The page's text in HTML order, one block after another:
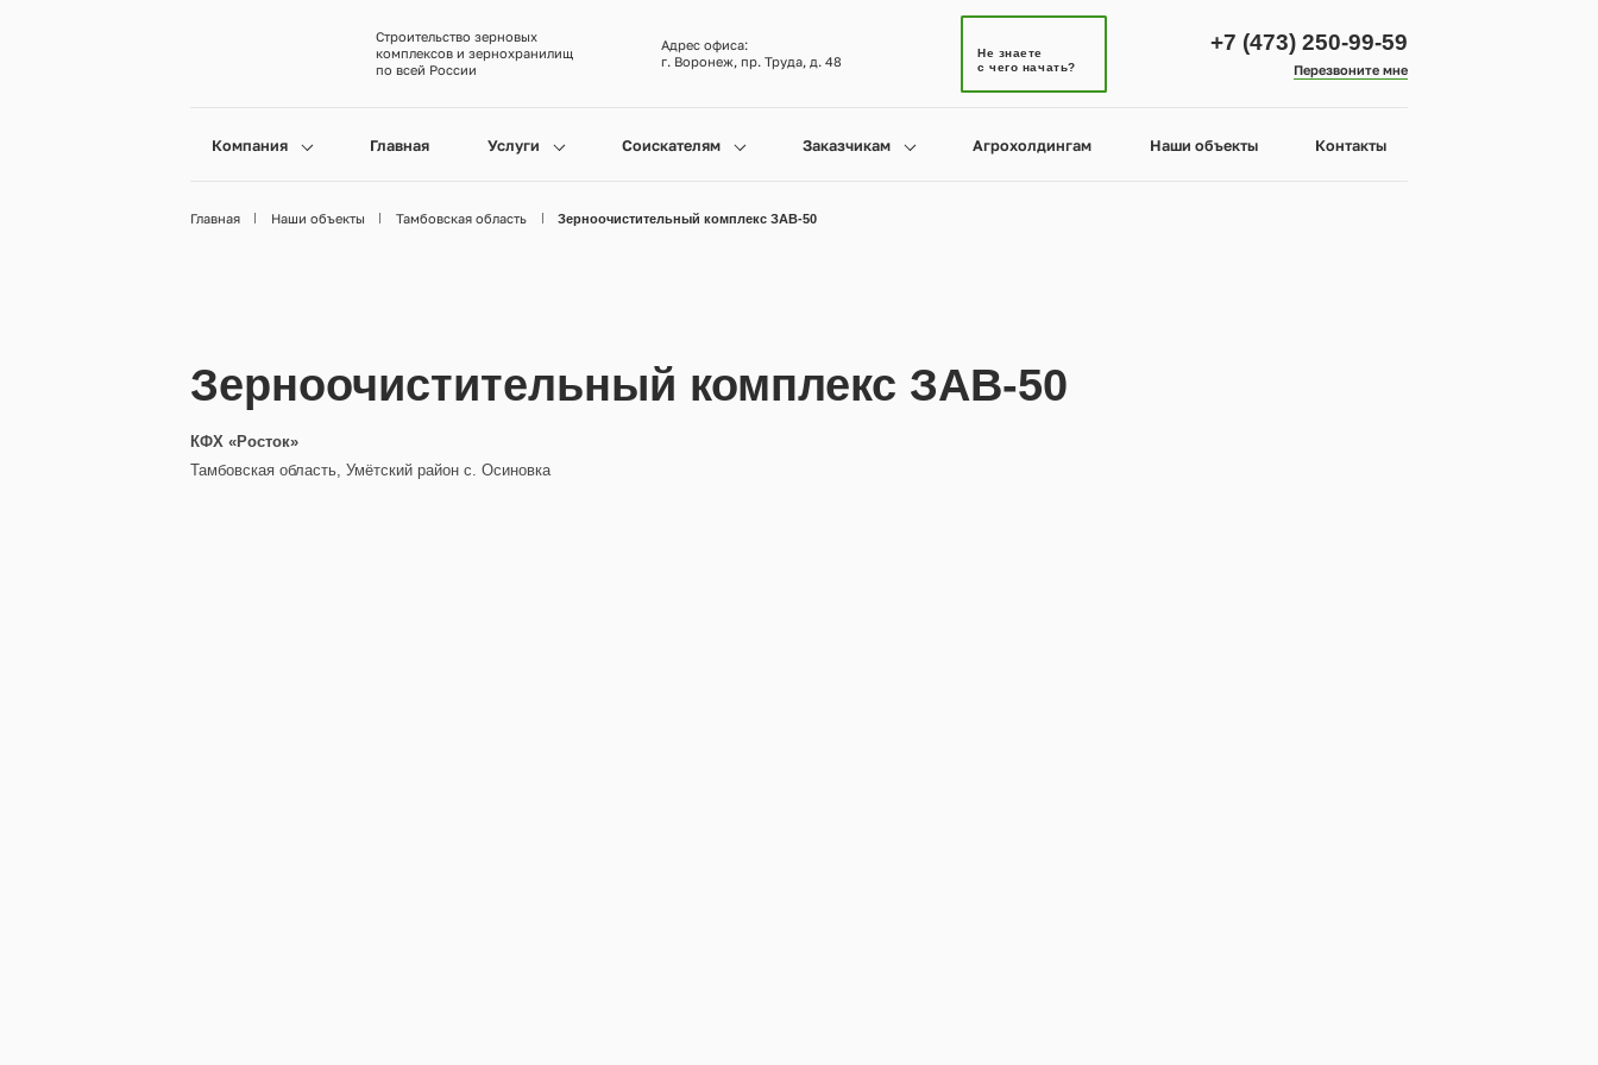
Строительство зерновых
комплексов и зернохранилищ
по всей России
Адрес офиса:
г. Воронеж, пр. Труда, д. 48
Не знаете
с чего начать?
+7 (473) 250-99-59
Перезвоните мне
Компания Главная Услуги Соискателям Заказчикам Агрохолдингам Наши объекты Контакты
Главная Наши объекты Тамбовская область Зерноочистительный комплекс ЗАВ-50
Зерноочистительный комплекс ЗАВ-50
КФХ «Росток»
Тамбовская область, Умётский район с. Осиновка